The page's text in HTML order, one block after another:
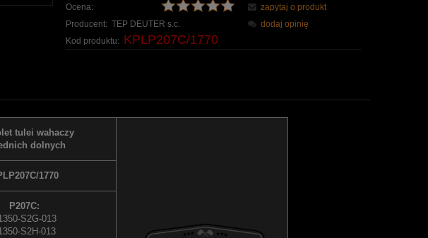
Ocena:
Producent: TEP DEUTER s.c.
Kod produktu: KPLP207C/1770
zapytaj o produkt
dodaj opinię
tulei wahaczy
dolnych
1770
P207C:
S2G-013
S2H-013